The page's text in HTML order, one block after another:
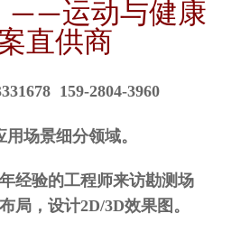
——运动与健康
直供商
159-2804-3960
用场景细分领域。
经验的工程师来访勘测场
局， 设计2D/3D效果图。